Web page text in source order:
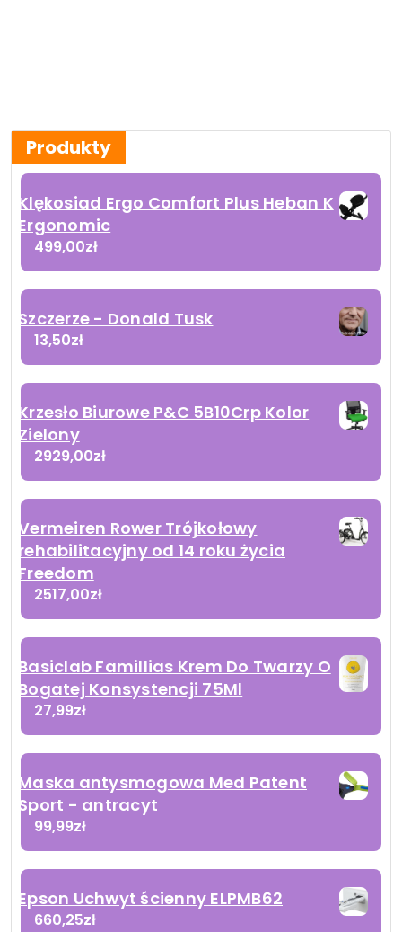
Produkty
Klękosiad Ergo Comfort Plus Heban K
Ergonomic
499,00zł
Szczerze - Donald Tusk
13,50zł
Krzesło Biurowe P&C 5B10Crp Kolor
Zielony
2929,00zł
Vermeiren Rower Trójkołowy
rehabilitacyjny od 14 roku życia
Freedom
2517,00zł
Basiclab Famillias Krem Do Twarzy O
Bogatej Konsystencji 75Ml
27,99zł
Maska antysmogowa Med Patent
Sport - antracyt
99,99zł
Epson Uchwyt ścienny ELPMB62
660,25zł